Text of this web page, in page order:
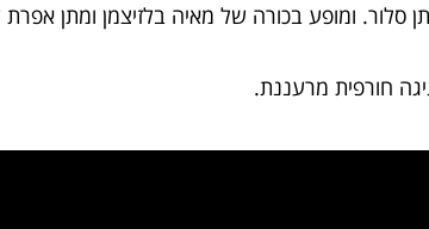
סלור. ומופע בכורה של מאיה בלזיצמן ומתן
חורפית מרעננת.